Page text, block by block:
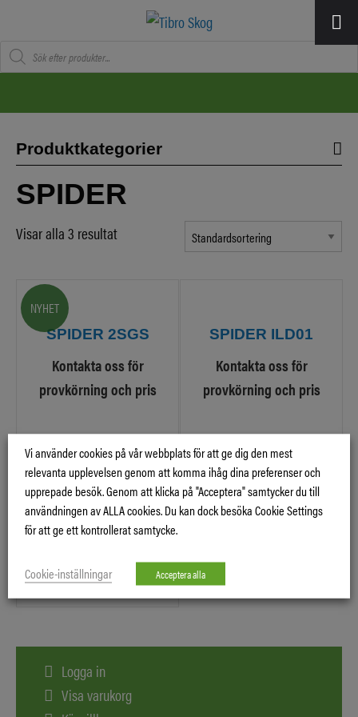
Produktsökning
Produktkategorier
SPIDER
Visar alla 3 resultat
NYHET
SPIDER 2SGS
Kontakta oss för
provkörning och pris
SPIDER ILD01
Kontakta oss för
provkörning och pris
SPIDER XLINER
Kontakta oss för
Logga in
Visa varukorg
Vi använder cookies på vår webbplats för att ge dig den mest
relevanta upplevelsen genom att komma ihåg dina preferenser och
upprepade besök. Genom att klicka på "Acceptera" samtycker du till
användningen av ALLA cookies. Du kan dock besöka Cookie Settings
för att ge ett kontrollerat samtycke.
Cookie-inställningar Acceptera alla